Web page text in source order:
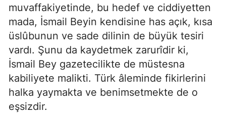
muvaffakiyetinde, bu hedef ve ciddiyetten
mada, İsmail Beyin kendisine has açık, kısa
üslûbunun ve sade dilinin de büyük tesiri
vardı. Şunu da kaydetmek zarurîdir ki,
İsmail Bey gazetecilikte de müstesna
kabiliyete malikti. Türk âleminde fikirlerini
halka yaymakta ve benimsetmekte de o
eşsizdir.